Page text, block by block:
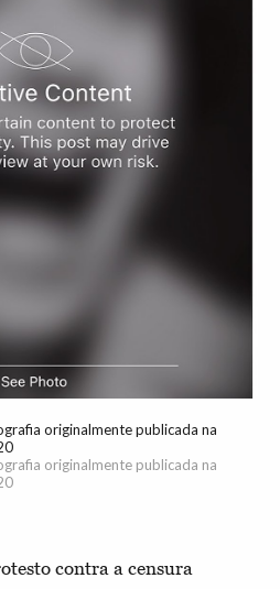
originalmente publicada na
originalmente publicada na
contra a censura